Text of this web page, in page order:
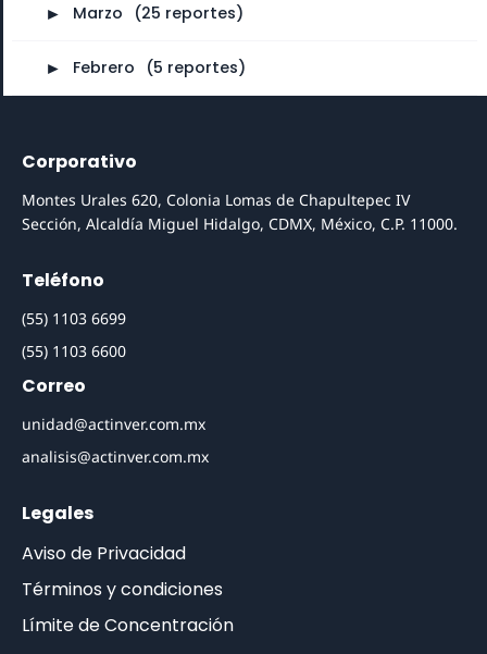
► Marzo (25 reportes)
► Febrero (5 reportes)
Corporativo
Montes Urales 620, Colonia Lomas de Chapultepec IV
Sección, Alcaldía Miguel Hidalgo, CDMX, México, C.P. 11000.
Teléfono
(55) 1103 6699
(55) 1103 6600
Correo
unidad@actinver.com.mx
analisis@actinver.com.mx
Legales
Aviso de Privacidad
Términos y condiciones
Límite de Concentración